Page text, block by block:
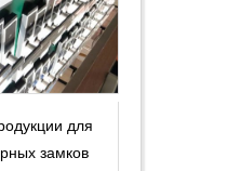
для
замков